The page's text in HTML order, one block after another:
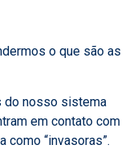
o que são as
do nosso sistema
em contato com
“invasoras”.